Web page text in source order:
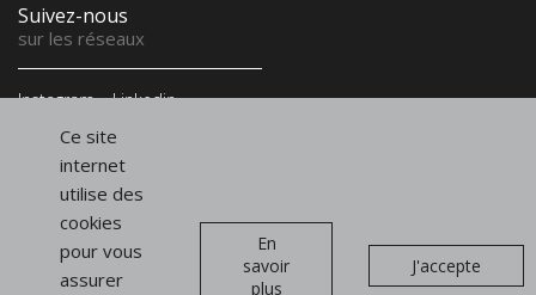
Suivez-nous
sur les réseaux
Instagram Linkedin
et newsletter
Ce site
internet
utilise des
cookies
pour vous
assurer
En
savoir
plus
J'accepte